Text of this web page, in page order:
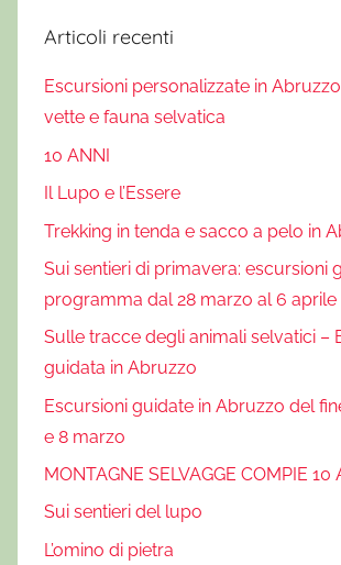
Articoli recenti
Escursioni personalizzate in
vette e fauna selvatica
10 ANNI
Il Lupo e l’Essere
Trekking in tenda e sacco a pelo in
Sui sentieri di primavera: escursioni
programma dal 28 marzo al 6 aprile
Sulle tracce degli animali selvatici –
guidata in Abruzzo
Escursioni guidate in Abruzzo del
e 8 marzo
MONTAGNE SELVAGGE COMPIE 10
Sui sentieri del lupo
L’omino di pietra